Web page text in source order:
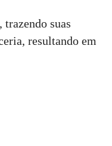
suas
resultando em